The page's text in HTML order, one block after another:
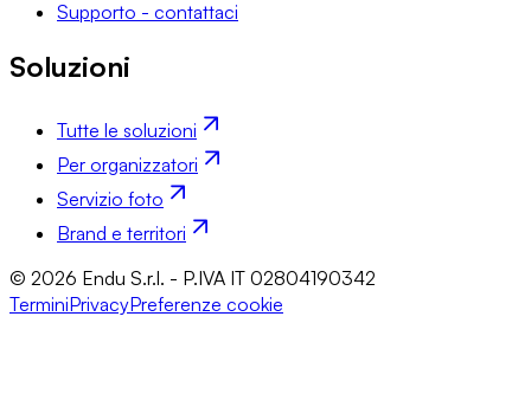
Supporto - contattaci
Soluzioni
Tutte le soluzioni
Per organizzatori
Servizio foto
Brand e territori
© 2026 Endu S.r.l. - P.IVA IT 02804190342
TerminiPrivacyPreferenze cookie